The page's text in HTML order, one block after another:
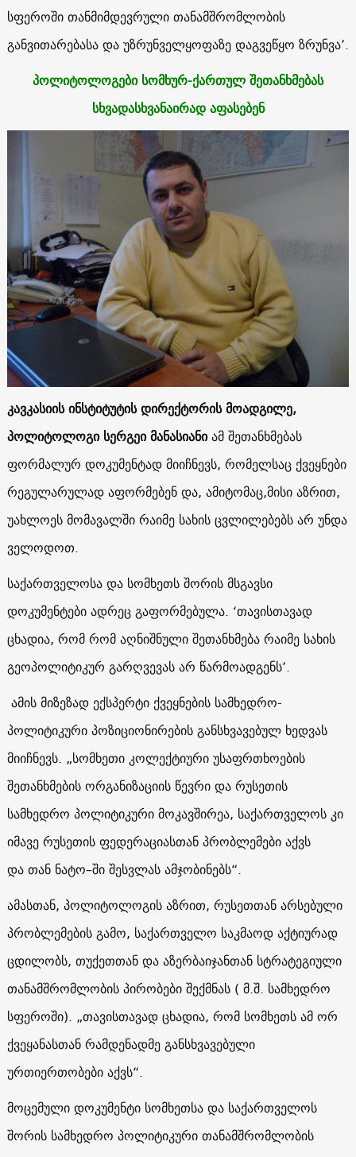
სფეროში თანმიმდევრული თანამშრომლობის
განვითარებასა და უზრუნველყოფაზე დაგვეწყო ზრუნვა’.
პოლიტოლოგები სომხურ-ქართულ შეთანხმებას
სხვადასხვანაირად აფასებენ
კავკასიის ინსტიტუტის დირექტორის მოადგილე,
პოლიტოლოგი სერგეი მანასიანიამ შეთანხმებას
ფორმალურ დოკუმენტად მიიჩნევს, რომელსაც ქვეყნები
რეგულარულად აფორმებენ და, ამიტომაც,მისი აზრით,
უახლოეს მომავალში რაიმე სახის ცვლილებებს არ უნდა
ველოდოთ.
საქართველოსა და სომხეთს შორის მსგავსი
დოკუმენტები ადრეც გაფორმებულა. ‘თავისთავად
ცხადია, რომ რომ აღნიშნული შეთანხმება რაიმე სახის
გეოპოლიტიკურ გარღვევას არ წარმოადგენს’.
ამის მიზეზად ექსპერტი ქვეყნების სამხედრო-
პოლიტიკური პოზიციონირების განსხვავებულ ხედვას
მიიჩნევს. „სომხეთი კოლექტიური უსაფრთხოების
შეთანხმების ორგანიზაციის წევრი და რუსეთის
სამხედრო პოლიტიკური მოკავშირეა, საქართველოს კი
იმავე რუსეთის ფედერაციასთან პრობლემები აქვს
და თან ნატო–ში შესვლას ამჯობინებს“.
ამასთან, პოლიტოლოგის აზრით, რუსეთთან არსებული
პრობლემების გამო, საქართველო საკმაოდ აქტიურად
ცდილობს, თუქეთთან და აზერბაიჯანთან სტრატეგიული
თანამშრომლობის პირობები შექმნას ( მ.შ. სამხედრო
სფეროში). „თავისთავად ცხადია, რომ სომხეთს ამ ორ
ქვეყანასთან რამდენადმე განსხვავებული
ურთიერთობები აქვს“.
მოცემული დოკუმენტი სომხეთსა და საქართველოს
შორის სამხედრო პოლიტიკური თანამშრომლობის